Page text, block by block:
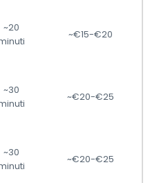
~20
~€15-€20
~30
~€20-€25
~30
~€20-€25